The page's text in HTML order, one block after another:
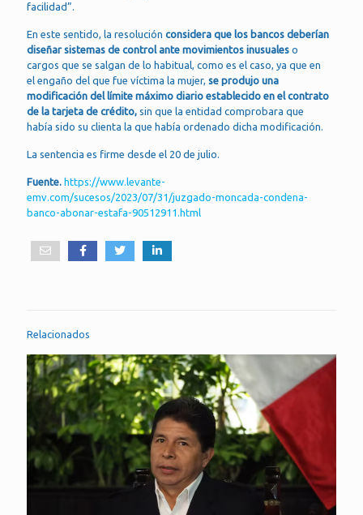
facilidad”.
En este sentido, la resolución considera que los bancos deberían
diseñar sistemas de control ante movimientos inusuales o
cargos que se salgan de lo habitual, como es el caso, ya que en
el engaño del que fue víctima la mujer, se produjo una
modificación del límite máximo diario establecido en el contrato
de la tarjeta de crédito, sin que la entidad comprobara que
había sido su clienta la que había ordenado dicha modificación.
La sentencia es firme desde el 20 de julio.
Fuente. https://www.levante-
emv.com/sucesos/2023/07/31/juzgado-moncada-condena-
banco-abonar-estafa-90512911.html
Relacionados